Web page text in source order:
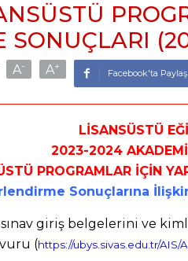
SONUÇLARI
A- A+
Facebook'ta Paylaş
LİSANSÜSTÜ
2023-2024
PROGRAMLAR İÇİN
Sonuçlarına
giriş belgelerini ve
(https://ubys.sivas.edu.tr/